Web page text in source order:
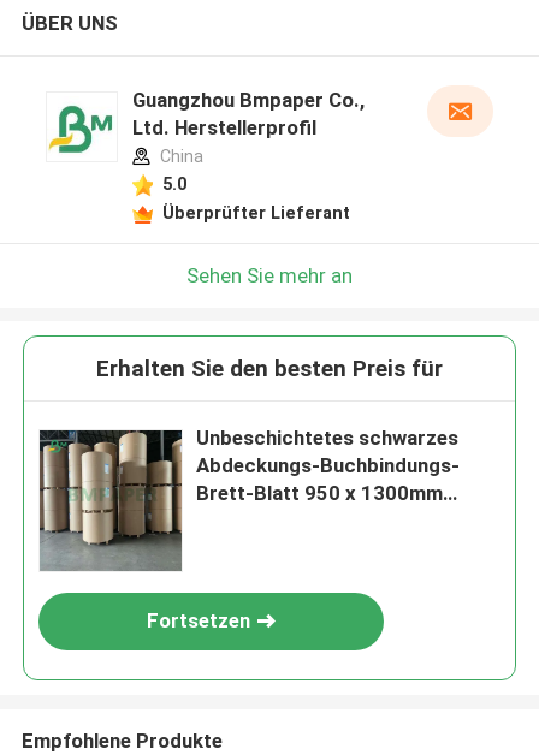
ÜBER UNS
Guangzhou Bmpaper Co.,
Ltd. Herstellerprofil
China
5.0
Überprüfter Lieferant
Sehen Sie mehr an
Erhalten Sie den besten Preis für
Unbeschichtetes schwarzes
Abdeckungs-Buchbindungs-
Brett-Blatt 950 x 1300mm
Fortsetzen
Empfohlene Produkte